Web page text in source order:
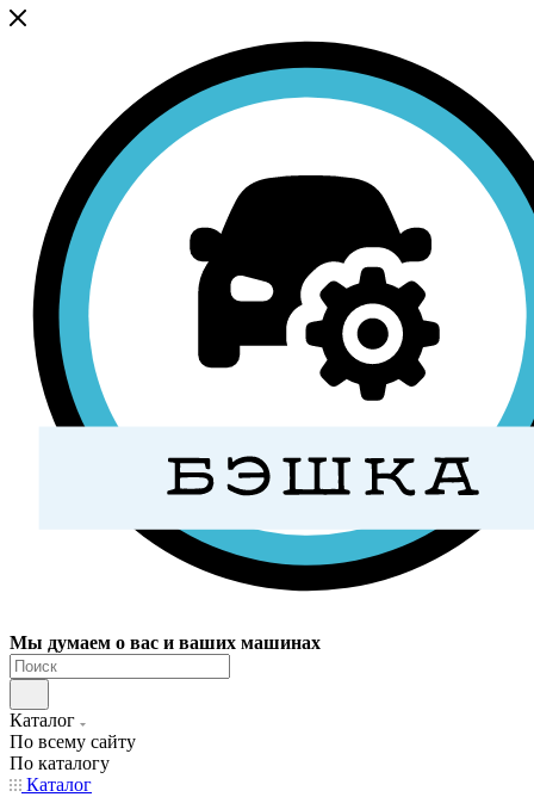
Мы думаем о вас и ваших машинах
Каталог
По всему сайту
По каталогу
Каталог